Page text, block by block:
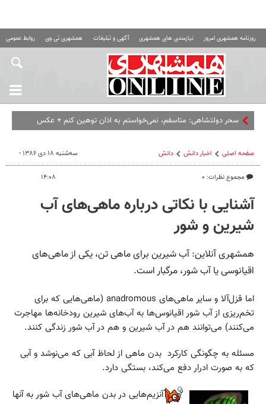
روزنامه همشهری امروز نیازمندی های همشهری آگهی و تبلیغات همشهری تی وی روابط عمومی
سحر دولتشاهی: متاسفم، نمی‌خواستم به اذان توهین کنم +‌ عکس
صفحه اصلی اخبار دانش دانش
مجموع نظرات: ۰
سه‌شنبه ۱۸ دی ۱۳۸۶ -
۱۴:۰۸
آشنایی با نکاتی درباره ماهی‌های آب
شیرین و شور
همشهری آنلاین: آب شیرین برای ماهی تن، یکی از ماهی‌های
اقیانوسی یا آب شور، مرگبار است.
اما قزل‌آلا و سایر ماهی‌های anadromous (ماهی‌هایی که برای
تخم‌ریزی از آب شور اقیانوس‌ها به آب‌های شیرین رودخانه‌ها مهاجرت
می‌کنند) می‌توانند هم در آب شیرین و هم در آب شور زندگی کنند.
مسئله به چگونگی کارکرد بدن ماهی از لحاظ آبی که می‌نوشد و آبی
که به صورت ادرار دفع می‌کند، بستگی دارد.
آنزیم‌هایی در بدن ماهی‌های آب شور به آنها